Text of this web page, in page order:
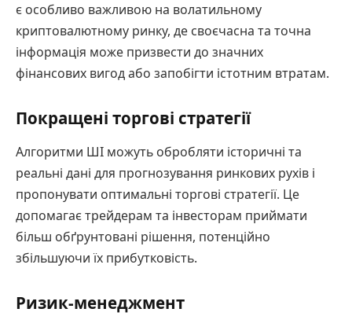
є особливо важливою на волатильному
криптовалютному ринку, де своєчасна та точна
інформація може призвести до значних
фінансових вигод або запобігти істотним втратам.
Покращені торгові стратегії
Алгоритми ШІ можуть обробляти історичні та
реальні дані для прогнозування ринкових рухів і
пропонувати оптимальні торгові стратегії. Це
допомагає трейдерам та інвесторам приймати
більш обґрунтовані рішення, потенційно
збільшуючи їх прибутковість.
Ризик-менеджмент